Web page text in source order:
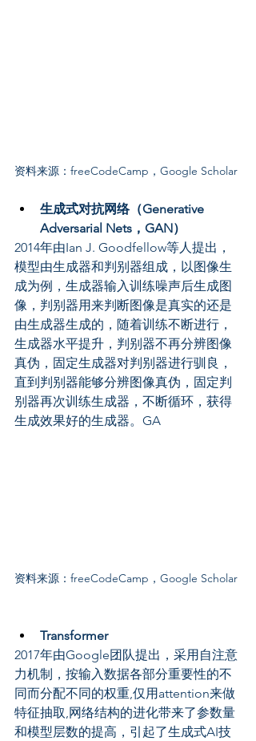
资料来源：freeCodeCamp，Google Scholar
生成式对抗网络（Generative
Adversarial Nets，GAN）
2014年由Ian J. Goodfellow等人提出，
模型由生成器和判别器组成，以图像生
成为例，生成器输入训练噪声后生成图
像，判别器用来判断图像是真实的还是
由生成器生成的，随着训练不断进行，
生成器水平提升，判别器不再分辨图像
真伪，固定生成器对判别器进行驯良，
直到判别器能够分辨图像真伪，固定判
别器再次训练生成器，不断循环，获得
生成效果好的生成器。GA
资料来源：freeCodeCamp，Google Scholar
Transformer
2017年由Google团队提出，采用自注意
力机制，按输入数据各部分重要性的不
同而分配不同的权重,仅用attention来做
特征抽取,网络结构的进化带来了参数量
和模型层数的提高，引起了生成式AI技